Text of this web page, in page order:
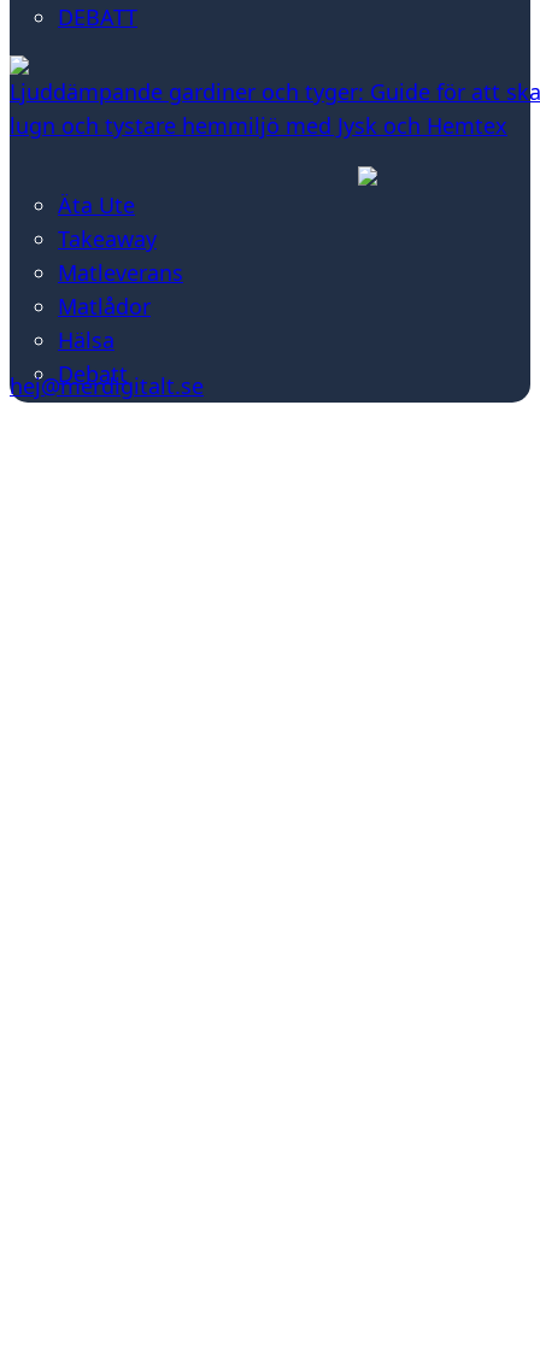
DEBATT
Ljuddämpande gardiner och tyger: Guide för att
lugn och tystare hemmiljö med Jysk och Hemtex
Äta Ute
Takeaway
Matleverans
Matlådor
Hälsa
Debatt
hej@merdigitalt.se